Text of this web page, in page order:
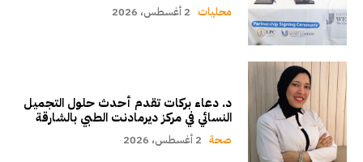
محليات 2 أغسطس، 2026
د. دعاء بركات تقدم أحدث حلول التجميل
النسائي في مركز ديرمادنت الطبي بالشارقة
صحة 2 أغسطس، 2026